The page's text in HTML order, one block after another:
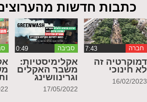
כתבות חדשות
חברה
דמוקרטיה זה
לא חינוכי
16/02/2023
סביבה ‏0:49
אקלימיסטיות:
משבר האקלים
וגרינוושינג
17/05/2022